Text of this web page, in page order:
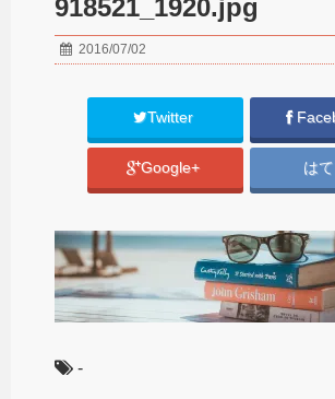
918521_1920.jpg
2016/07/02
Twitter
Google+ は
-